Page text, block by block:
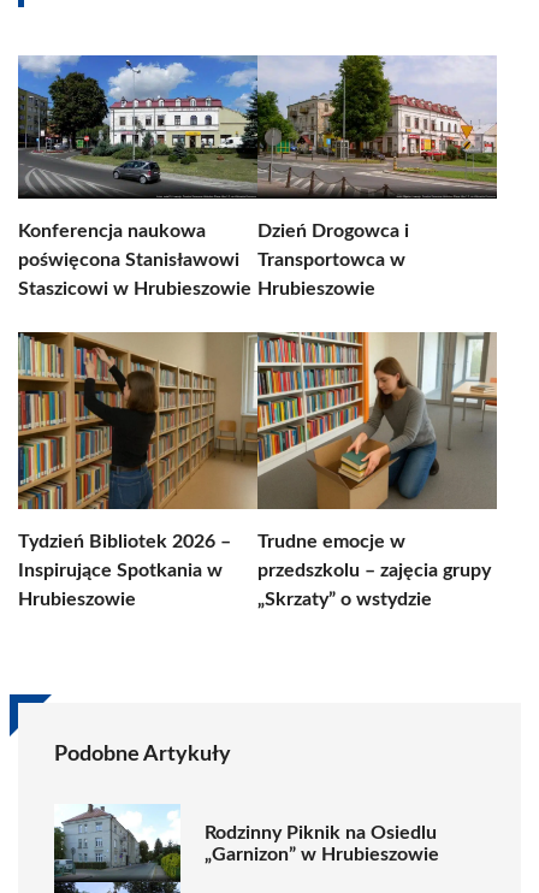
Konferencja naukowa
poświęcona Stanisławowi
Staszicowi w Hrubieszowie
Dzień Drogowca i
Transportowca w
Hrubieszowie
Tydzień Bibliotek 2026 –
Inspirujące Spotkania w
Hrubieszowie
Trudne emocje w
przedszkolu – zajęcia grupy
„Skrzaty” o wstydzie
Podobne Artykuły
Rodzinny Piknik na Osiedlu
„Garnizon” w Hrubieszowie